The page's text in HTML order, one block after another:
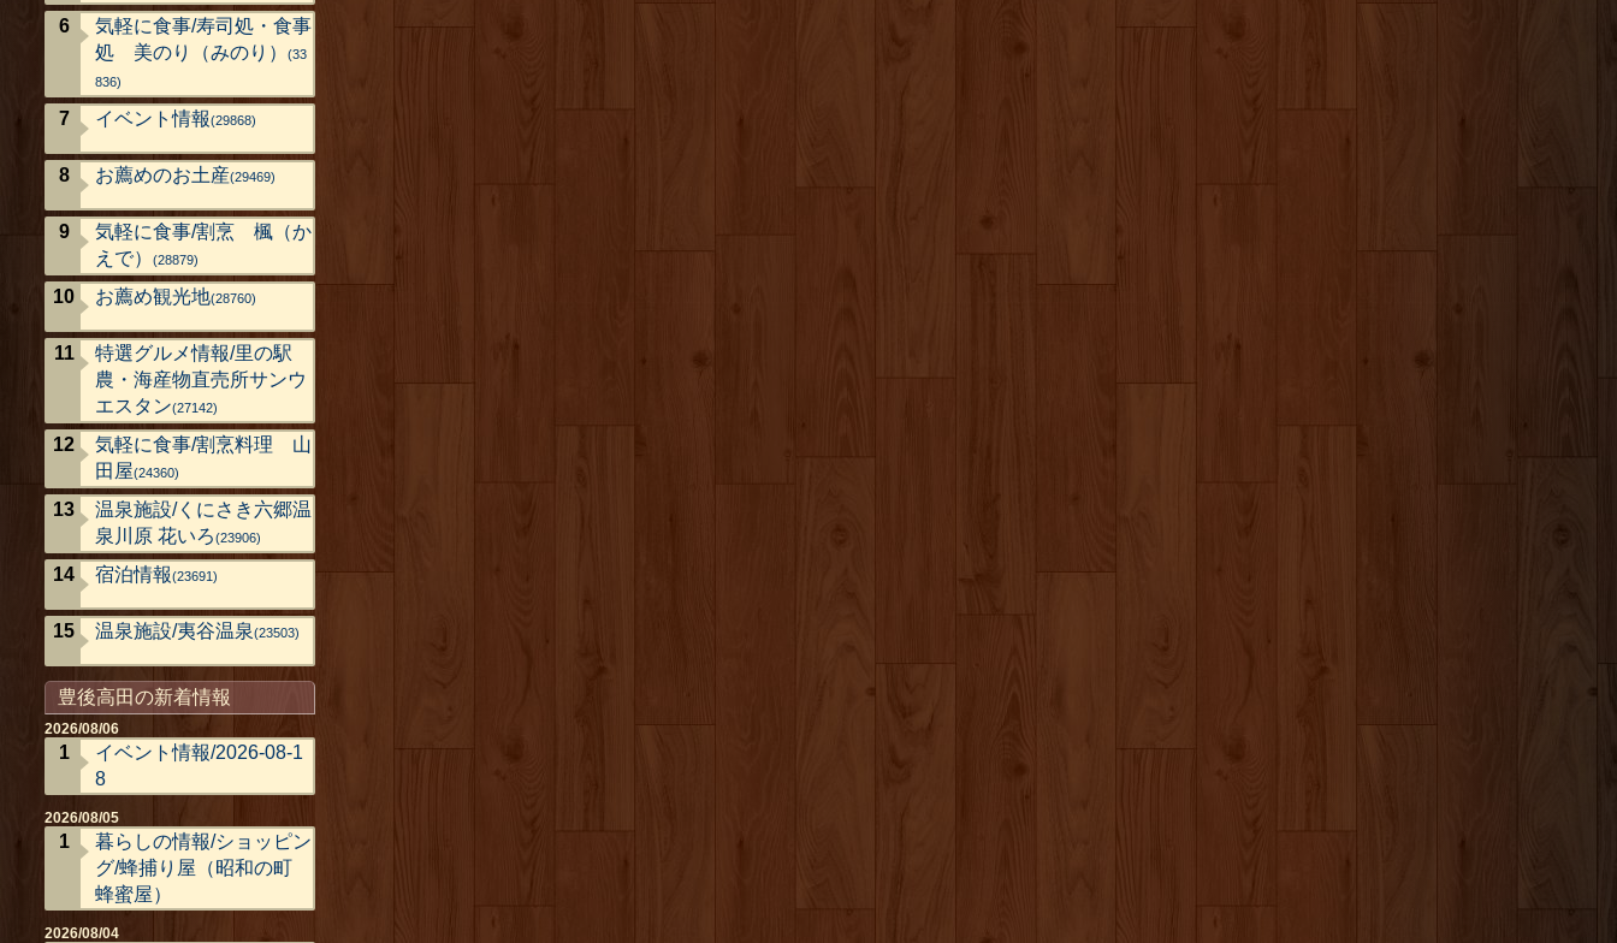
気軽に食事/寿司処・食事
処 美のり（みのり）
(33
836)
イベント情報(29868)
お薦めのお土産(29469)
気軽に食事/割烹 楓（か
えで）
(28879)
お薦め観光地(28760)
特選グルメ情報/里の駅
農・海産物直売所サンウ
エスタン(27142)
気軽に食事/割烹料理 山
田屋(24360)
温泉施設/くにさき六郷温
泉川原 花いろ(23906)
宿泊情報(23691)
温泉施設/夷谷温泉(23503)
豊後高田の新着情報
2026/08/06
イベント情報/2026-08-1
8
2026/08/05
暮らしの情報/ショッピン
グ/蜂捕り屋（昭和の町
蜂蜜屋）
2026/08/04